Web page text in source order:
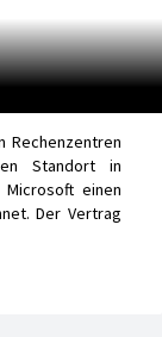
Rechenzentren
Standort in
einen
Der Vertrag